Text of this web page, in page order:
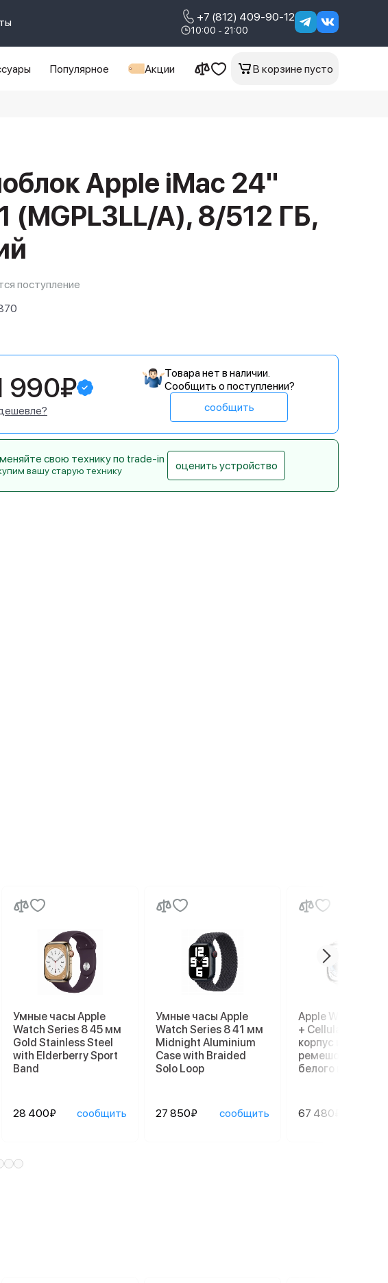
+7 (812) 409-90-12
10:00 - 21:00
Популярное Акции В корзине пусто
Apple iMac 24"
(MGPL3LL/A), 8/512 ГБ,
поступление
990₽
Товара нет в наличии.
Сообщить о поступлении?
сообщить
свою технику по trade-in
вашу старую технику оценить устройство
Умные часы Apple
Watch Series 8 45 мм
Gold Stainless Steel
with Elderberry Sport
Band
28 400₽ сообщить
Умные часы Apple
Watch Series 8 41 мм
Midnight Aluminium
Case with Braided
Solo Loop
27 850₽ сообщить
Apple Watch Ultra
+ Cellular, 49 мм,
корпус из титана,
ремешок Ocean
белого цвета
67 480₽